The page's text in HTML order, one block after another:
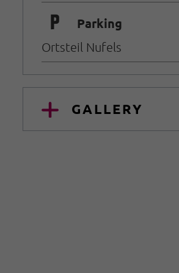
🐈 Parking
Ortsteil Nufels
GALLERY